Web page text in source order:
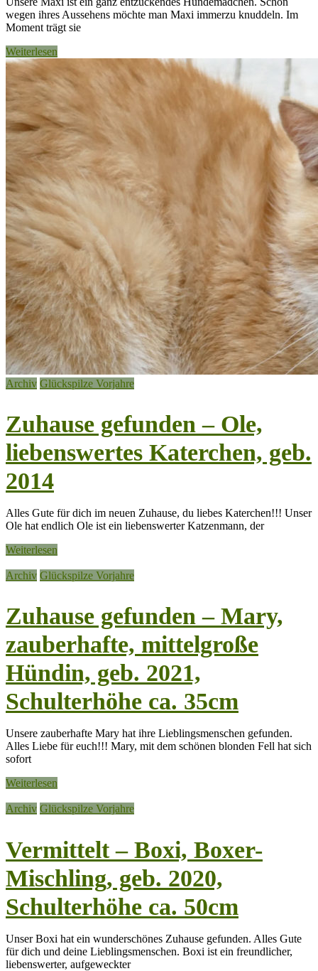
wegen ihres Aussehens möchte man Maxi immerzu knuddeln. Im
Moment trägt sie
Weiterlesen
Archiv Glückspilze Vorjahre
Zuhause gefunden – Ole,
liebenswertes Katerchen, geb.
2014
Alles Gute für dich im neuen Zuhause, du liebes Katerchen!!! Unser
Ole hat endlich Ole ist ein liebenswerter Katzenmann, der
Weiterlesen
Archiv Glückspilze Vorjahre
Zuhause gefunden – Mary,
zauberhafte, mittelgroße
Hündin, geb. 2021,
Schulterhöhe ca. 35cm
Unsere zauberhafte Mary hat ihre Lieblingsmenschen gefunden.
Alles Liebe für euch!!! Mary, mit dem schönen blonden Fell hat sich
sofort
Weiterlesen
Archiv Glückspilze Vorjahre
Vermittelt – Boxi, Boxer-
Mischling, geb. 2020,
Schulterhöhe ca. 50cm
Unser Boxi hat ein wunderschönes Zuhause gefunden. Alles Gute
für dich und deine Lieblingsmenschen. Boxi ist ein freundlicher,
liebenswerter, aufgeweckter